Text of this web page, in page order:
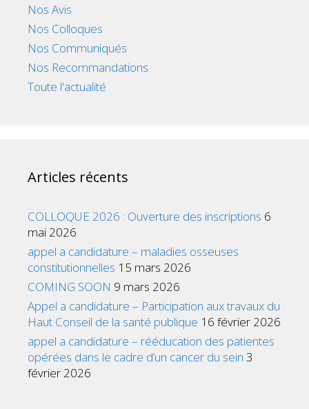
Nos Avis
Nos Colloques
Nos Communiqués
Nos Recommandations
Toute l'actualité
Articles récents
COLLOQUE 2026 : Ouverture des inscriptions 6
mai 2026
appel a candidature – maladies osseuses
constitutionnelles 15 mars 2026
COMING SOON 9 mars 2026
Appel a candidature – Participation aux travaux du
Haut Conseil de la santé publique 16 février 2026
appel a candidature – rééducation des patientes
opérées dans le cadre d’un cancer du sein 3
février 2026